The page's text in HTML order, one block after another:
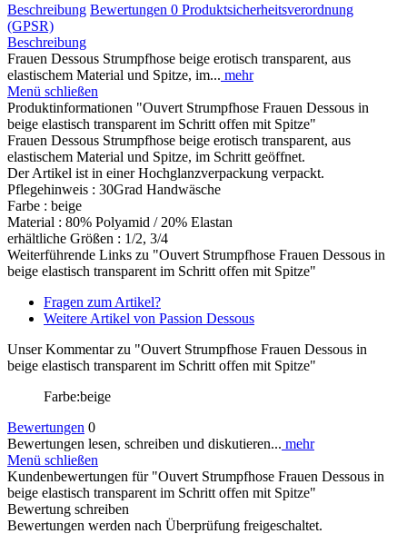
Beschreibung Bewertungen 0 Produktsicherheitsverordnung
(GPSR)
Beschreibung
Frauen Dessous Strumpfhose beige erotisch transparent, aus
elastischem Material und Spitze, im... mehr
Menü schließen
Produktinformationen "Ouvert Strumpfhose Frauen Dessous in
beige elastisch transparent im Schritt offen mit Spitze"
Frauen Dessous Strumpfhose beige erotisch transparent, aus
elastischem Material und Spitze, im Schritt geöffnet.
Der Artikel ist in einer Hochglanzverpackung verpackt.
Pflegehinweis : 30Grad Handwäsche
Farbe : beige
Material : 80% Polyamid / 20% Elastan
erhältliche Größen : 1/2, 3/4
Weiterführende Links zu "Ouvert Strumpfhose Frauen Dessous in
beige elastisch transparent im Schritt offen mit Spitze"
Fragen zum Artikel?
Weitere Artikel von Passion Dessous
Unser Kommentar zu "Ouvert Strumpfhose Frauen Dessous in
beige elastisch transparent im Schritt offen mit Spitze"
Farbe:beige
Bewertungen 0
Bewertungen lesen, schreiben und diskutieren... mehr
Menü schließen
Kundenbewertungen für "Ouvert Strumpfhose Frauen Dessous in
beige elastisch transparent im Schritt offen mit Spitze"
Bewertung schreiben
Bewertungen werden nach Überprüfung freigeschaltet.